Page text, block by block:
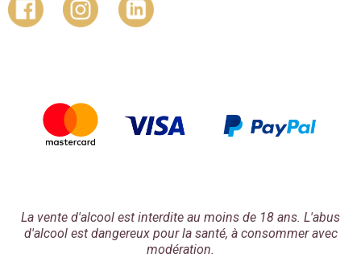
La vente d'alcool est interdite au moins de 18 ans. L'abus
d'alcool est dangereux pour la santé, à consommer avec
modération.